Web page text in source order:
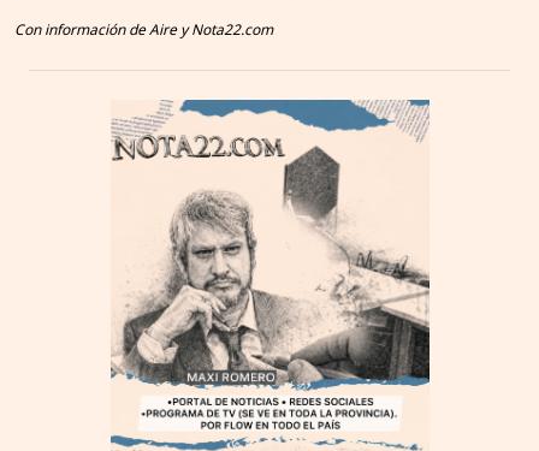
Con información de Aire y Nota22.com